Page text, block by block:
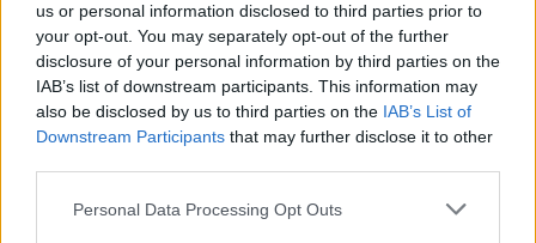
us or personal information disclosed to third parties prior to
your opt-out. You may separately opt-out of the further
disclosure of your personal information by third parties on the
IAB’s list of downstream participants. This information may
also be disclosed by us to third parties on the IAB’s List of
Downstream Participants that may further disclose it to other
Please note that this website/app uses one or more Google
Personal Data Processing Opt Outs
"A mostani földközelség során elvégzett
mérések révén csökkenthetjük a pályával
kapcsolatos bizonytalanságokat, s lehet,
hogy teljesen kizárhatjuk a becsapódás
valószínűségét" - hangsúlyozta Lance
Benner, a JPL kutatója. alamivel több mint
katalógusjelű kisbolygó száguld el a Föld